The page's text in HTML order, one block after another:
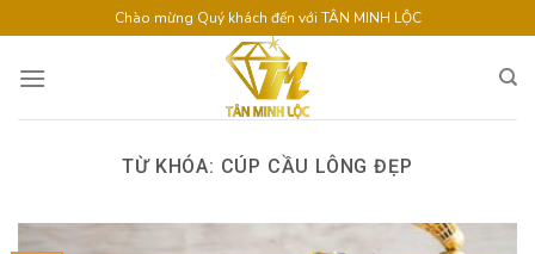
to
content
Chào mừng Quý khách đến với TÂN MINH LỘC
TỪ KHÓA: CÚP CẦU LÔNG ĐẸP